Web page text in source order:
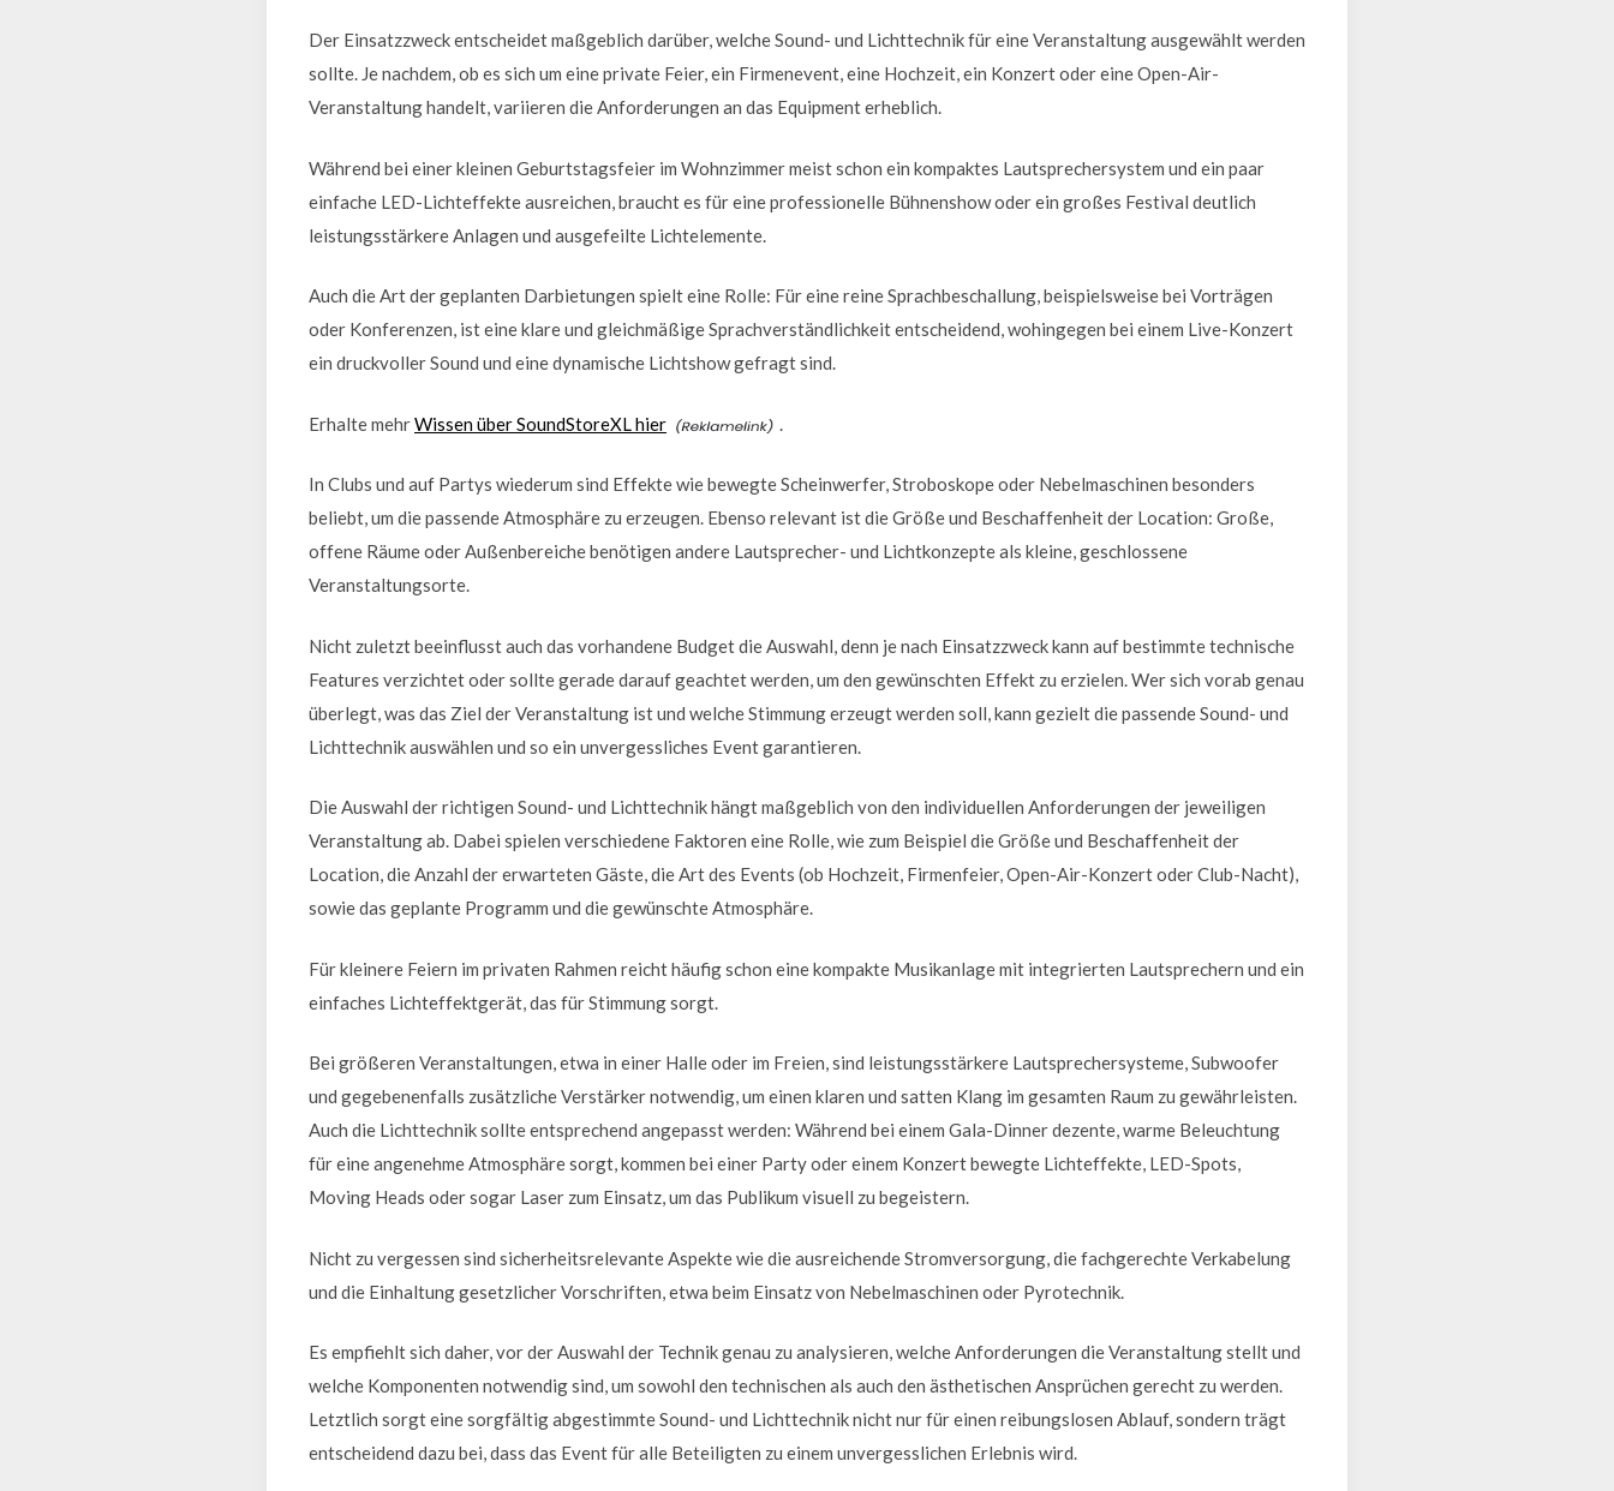
Der Einsatzzweck entscheidet maßgeblich darüber, welche Sound- und Lichttechnik für eine Veranstaltung ausgewählt werden
sollte. Je nachdem, ob es sich um eine private Feier, ein Firmenevent, eine Hochzeit, ein Konzert oder eine Open-Air-
Veranstaltung handelt, variieren die Anforderungen an das Equipment erheblich.
Während bei einer kleinen Geburtstagsfeier im Wohnzimmer meist schon ein kompaktes Lautsprechersystem und ein paar
einfache LED-Lichteffekte ausreichen, braucht es für eine professionelle Bühnenshow oder ein großes Festival deutlich
leistungsstärkere Anlagen und ausgefeilte Lichtelemente.
Auch die Art der geplanten Darbietungen spielt eine Rolle: Für eine reine Sprachbeschallung, beispielsweise bei Vorträgen
oder Konferenzen, ist eine klare und gleichmäßige Sprachverständlichkeit entscheidend, wohingegen bei einem Live-Konzert
ein druckvoller Sound und eine dynamische Lichtshow gefragt sind.
Erhalte mehrWissen über SoundStoreXL hier
In Clubs und auf Partys wiederum sind Effekte wie bewegte Scheinwerfer, Stroboskope oder Nebelmaschinen besonders
beliebt, um die passende Atmosphäre zu erzeugen. Ebenso relevant ist die Größe und Beschaffenheit der Location: Große,
offene Räume oder Außenbereiche benötigen andere Lautsprecher- und Lichtkonzepte als kleine, geschlossene
Veranstaltungsorte.
Nicht zuletzt beeinflusst auch das vorhandene Budget die Auswahl, denn je nach Einsatzzweck kann auf bestimmte technische
Features verzichtet oder sollte gerade darauf geachtet werden, um den gewünschten Effekt zu erzielen. Wer sich vorab genau
überlegt, was das Ziel der Veranstaltung ist und welche Stimmung erzeugt werden soll, kann gezielt die passende Sound- und
Lichttechnik auswählen und so ein unvergessliches Event garantieren.
Die Auswahl der richtigen Sound- und Lichttechnik hängt maßgeblich von den individuellen Anforderungen der jeweiligen
Veranstaltung ab. Dabei spielen verschiedene Faktoren eine Rolle, wie zum Beispiel die Größe und Beschaffenheit der
Location, die Anzahl der erwarteten Gäste, die Art des Events (ob Hochzeit, Firmenfeier, Open-Air-Konzert oder Club-Nacht),
sowie das geplante Programm und die gewünschte Atmosphäre.
Für kleinere Feiern im privaten Rahmen reicht häufig schon eine kompakte Musikanlage mit integrierten Lautsprechern und ein
einfaches Lichteffektgerät, das für Stimmung sorgt.
Bei größeren Veranstaltungen, etwa in einer Halle oder im Freien, sind leistungsstärkere Lautsprechersysteme, Subwoofer
und gegebenenfalls zusätzliche Verstärker notwendig, um einen klaren und satten Klang im gesamten Raum zu gewährleisten.
Auch die Lichttechnik sollte entsprechend angepasst werden: Während bei einem Gala-Dinner dezente, warme Beleuchtung
für eine angenehme Atmosphäre sorgt, kommen bei einer Party oder einem Konzert bewegte Lichteffekte, LED-Spots,
Moving Heads oder sogar Laser zum Einsatz, um das Publikum visuell zu begeistern.
Nicht zu vergessen sind sicherheitsrelevante Aspekte wie die ausreichende Stromversorgung, die fachgerechte Verkabelung
und die Einhaltung gesetzlicher Vorschriften, etwa beim Einsatz von Nebelmaschinen oder Pyrotechnik.
Es empfiehlt sich daher, vor der Auswahl der Technik genau zu analysieren, welche Anforderungen die Veranstaltung stellt und
welche Komponenten notwendig sind, um sowohl den technischen als auch den ästhetischen Ansprüchen gerecht zu werden.
Letztlich sorgt eine sorgfältig abgestimmte Sound- und Lichttechnik nicht nur für einen reibungslosen Ablauf, sondern trägt
entscheidend dazu bei, dass das Event für alle Beteiligten zu einem unvergesslichen Erlebnis wird.